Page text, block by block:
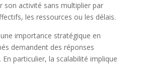
son activité sans multiplier par
les ressources ou les délais.
importance stratégique en
demandent des réponses
particulier, la scalabilité implique